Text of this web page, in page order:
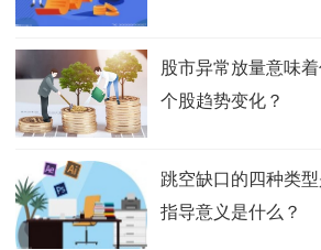
股市异常放量意味
个股趋势变化？
跳空缺口的四种类
指导意义是什么？